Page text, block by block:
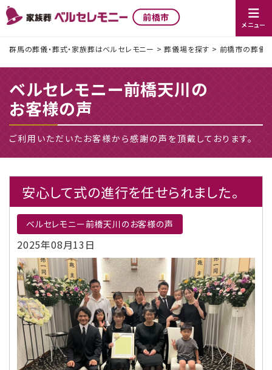
前橋市
メニュー
群馬の葬儀・葬式・家族葬はベルセレモニー >葬儀場を探す > 前橋市の葬儀
ベルセレモニー前橋天川の
お客様の声
ご利用いただいたお客様から感謝の声を頂戴しております。
安心して式の進行を任せられました。
ベルセレモニー前橋天川のお客様の声
2025年08月13日